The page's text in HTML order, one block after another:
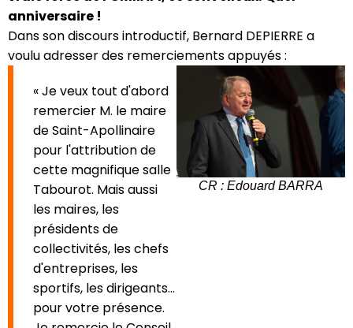
anniversaire !
Dans son discours introductif, Bernard DEPIERRE a
voulu adresser des remerciements appuyés :
« Je veux tout d'abord
remercier M. le maire
de Saint-Apollinaire
pour l'attribution de
cette magnifique salle
Tabourot. Mais aussi
les maires, les
présidents de
collectivités, les chefs
d'entreprises, les
sportifs, les dirigeants...
pour votre présence.
CR : Edouard BARRA